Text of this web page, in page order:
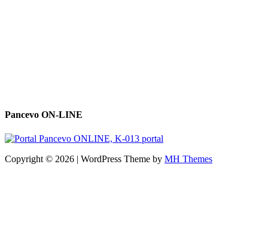
Pancevo ON-LINE
Copyright © 2026 | WordPress Theme by MH Themes